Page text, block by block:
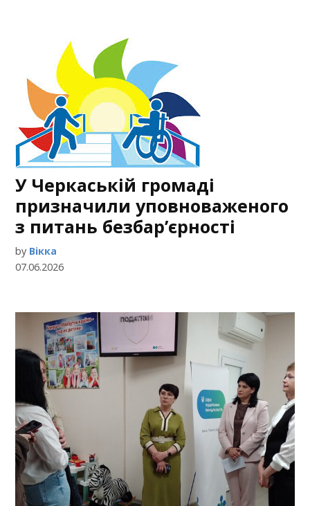
У Черкаській громаді
призначили уповноваженого
з питань безбар’єрності
by Вікка
07.06.2026